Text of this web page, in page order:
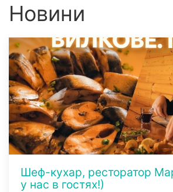
Новини
Шеф-кухар, ресторатор
у нас в гостях!)